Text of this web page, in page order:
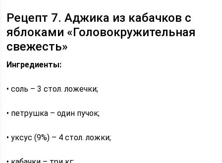
Рецепт 7. Аджика из кабачков с
яблоками «Головокружительная
свежесть»
Ингредиенты:
• соль – 3 стол. ложечки;
• петрушка – один пучок;
• уксус (9%) – 4 стол. ложки;